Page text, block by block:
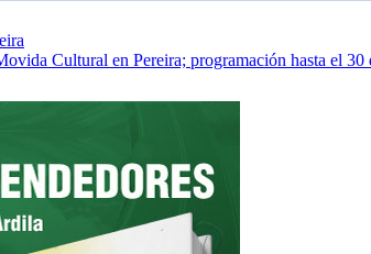
Cultural en Pereira; programación hasta el 30